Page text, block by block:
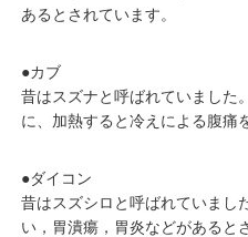
あるとされています。
●カブ
昔はスズナと呼ばれていました
に、加熱すると冷えによる腹痛
●ダイコン
昔はスズシロと呼ばれていまし
い，胃潰瘍，胃炎などがあると